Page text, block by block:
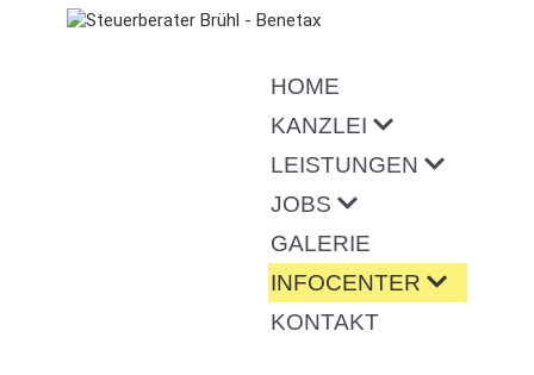
HOME
KANZLEI
LEISTUNGEN
JOBS
GALERIE
INFOCENTER
KONTAKT